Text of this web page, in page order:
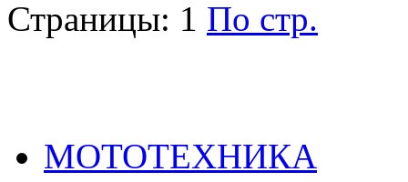
Страницы: 1 По стр.
МОТОТЕХНИКА